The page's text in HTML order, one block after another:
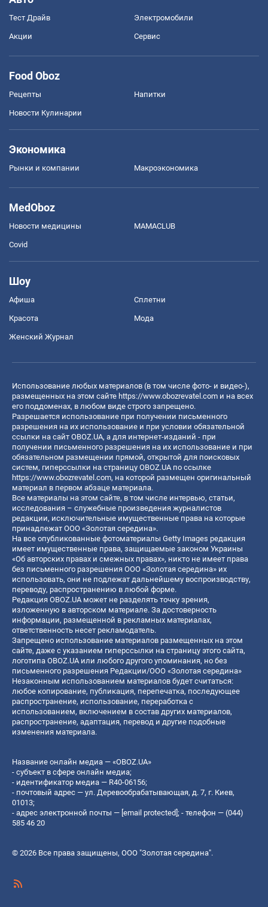
Тест Драйв Электромобили
Акции Сервис
Food Oboz
Рецепты Напитки
Новости Кулинарии
Экономика
Рынки и компании Mакроэкономика
MedOboz
Новости медицины MAMACLUB
Covid
Шоу
Афиша Сплетни
Красота Мода
Женский Журнал
Использование любых материалов (в том числе фото- и видео-),
размещенных на этом сайте https://www.obozrevatel.com и на всех
его поддоменах, в любом виде строго запрещено.
Разрешается использование при получении письменного
разрешения на их использование и при условии обязательной
ссылки на сайт OBOZ.UA, а для интернет-изданий - при
получении письменного разрешения на их использование и при
обязательном размещении прямой, открытой для поисковых
систем, гиперссылки на страницу OBOZ.UA по ссылке
https://www.obozrevatel.com, на которой размещен оригинальный
материал в первом абзаце материала.
Все материалы на этом сайте, в том числе интервью, статьи,
исследования – служебные произведения журналистов
редакции, исключительные имущественные права на которые
принадлежат ООО «Золотая середина».
На все опубликованные фотоматериалы Getty Images редакция
имеет имущественные права, защищаемые законом Украины
«Об авторских правах и смежных правах», никто не имеет права
без письменного разрешения ООО «Золотая середина» их
использовать, они не подлежат дальнейшему воспроизводству,
переводу, распространению в любой форме.
Редакция OBOZ.UA может не разделять точку зрения,
изложенную в авторском материале. За достоверность
информации, размещенной в рекламных материалах,
ответственность несет рекламодатель.
Запрещено использование материалов размещенных на этом
сайте, даже с указанием гиперссылки на страницу этого сайта,
логотипа OBOZ.UA или любого другого упоминания, но без
письменного разрешения Редакции/ООО «Золотая середина»
Незаконным использованием материалов будет считаться:
любое копирование, публикация, перепечатка, последующее
распространение, использование, переработка с
использованием, включением в состав других материалов,
распространение, адаптация, перевод и другие подобные
изменения материала.
Название онлайн медиа — «OBOZ.UA»
- субъект в сфере онлайн медиа;
- идентификатор медиа — R40-06156;
- почтовый адрес — ул. Деревообрабатывающая, д. 7, г. Киев,
01013;
- адрес электронной почты — [email protected]; - телефон — (044)
585 46 20
© 2026 Все права защищены, ООО "Золотая середина".